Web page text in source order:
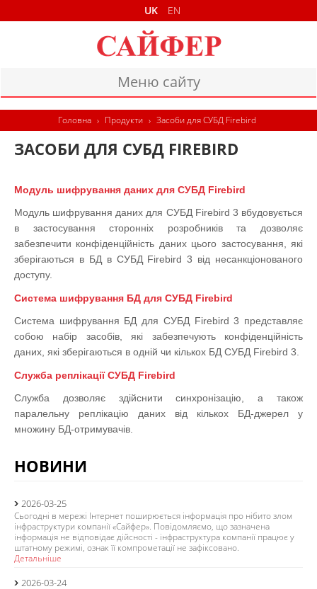
UK EN
Меню сайту
ГОЛОВНА
ПРОДУКТИ
КОНТАКТИ
Головна › Продукти › Засоби для СУБД Firebird
ЗАСОБИ ДЛЯ СУБД FIREBIRD
Модуль шифрування даних для СУБД Firebird
Модуль шифрування даних для СУБД Firebird 3 вбудовується
в застосування сторонніх розробників та дозволяє
забезпечити конфіденційність даних цього застосування, які
зберігаються в БД в СУБД Firebird 3 від несанкціонованого
доступу.
Система шифрування БД для СУБД Firebird
Система шифрування БД для СУБД Firebird 3 представляє
собою набір засобів, які забезпечують конфіденційність
даних, які зберігаються в одній чи кількох БД СУБД Firebird 3.
Служба реплікації СУБД Firebird
Служба дозволяє здійснити синхронізацію, а також
паралельну реплікацію даних від кількох БД-джерел у
множину БД-отримувачів.
НОВИНИ
2026-03-25
Сьогодні в мережі Інтернет поширюється інформація про нібито злом
інфраструктури компанії «Сайфер». Повідомляємо, що зазначена
інформація не відповідає дійсності - інфраструктура компанії працює у
штатному режимі, ознак її компрометації не зафіксовано.
Детальніше
2026-03-24